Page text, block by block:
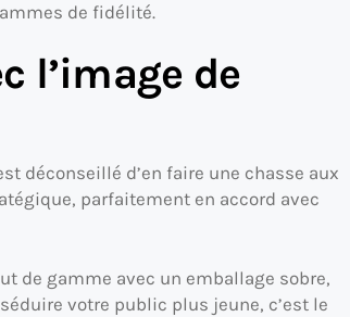
de fidélité.
l’image de
déconseillé d’en faire une chasse aux
parfaitement en accord avec
de gamme avec un emballage sobre,
votre public plus jeune, c’est le